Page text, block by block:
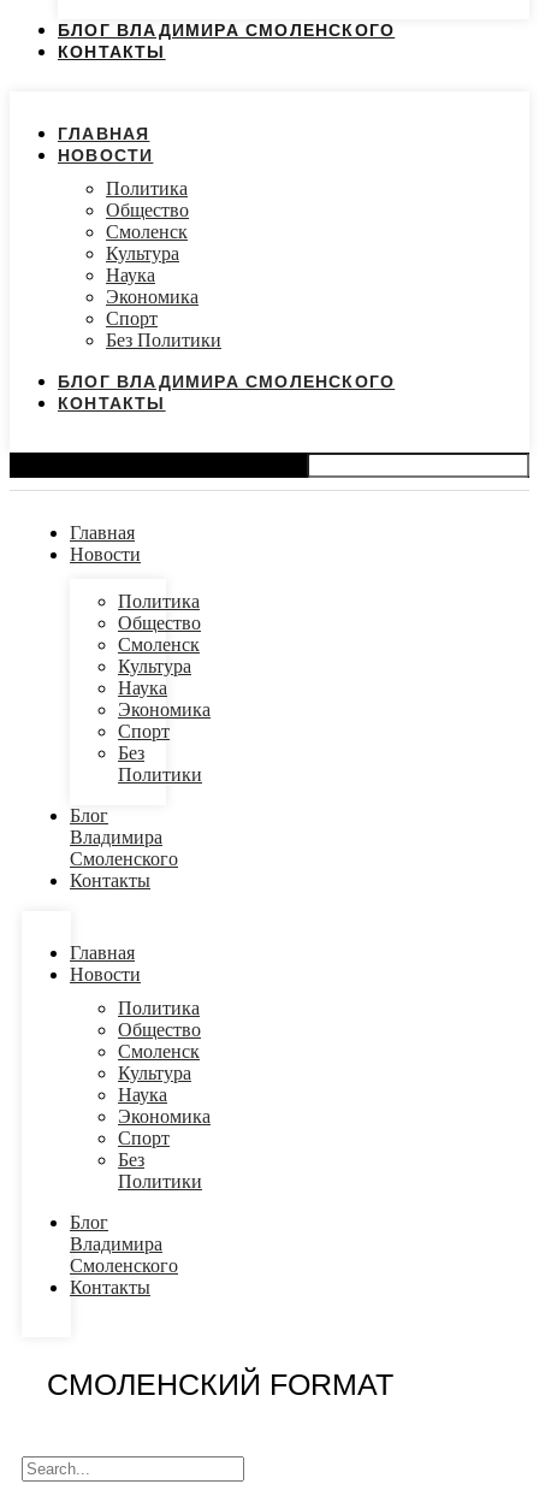
БЛОГ ВЛАДИМИРА СМОЛЕНСКОГО
КОНТАКТЫ
ГЛАВНАЯ
НОВОСТИ
Политика
Общество
Смоленск
Культура
Наука
Экономика
Спорт
Без Политики
БЛОГ ВЛАДИМИРА СМОЛЕНСКОГО
КОНТАКТЫ
Главная
Новости
Политика
Общество
Смоленск
Культура
Наука
Экономика
Спорт
Без
Политики
Блог
Владимира
Смоленского
Контакты
Главная
Новости
Политика
Общество
Смоленск
Культура
Наука
Экономика
Спорт
Без
Политики
Блог
Владимира
Смоленского
Контакты
СМОЛЕНСКИЙ FORMAT